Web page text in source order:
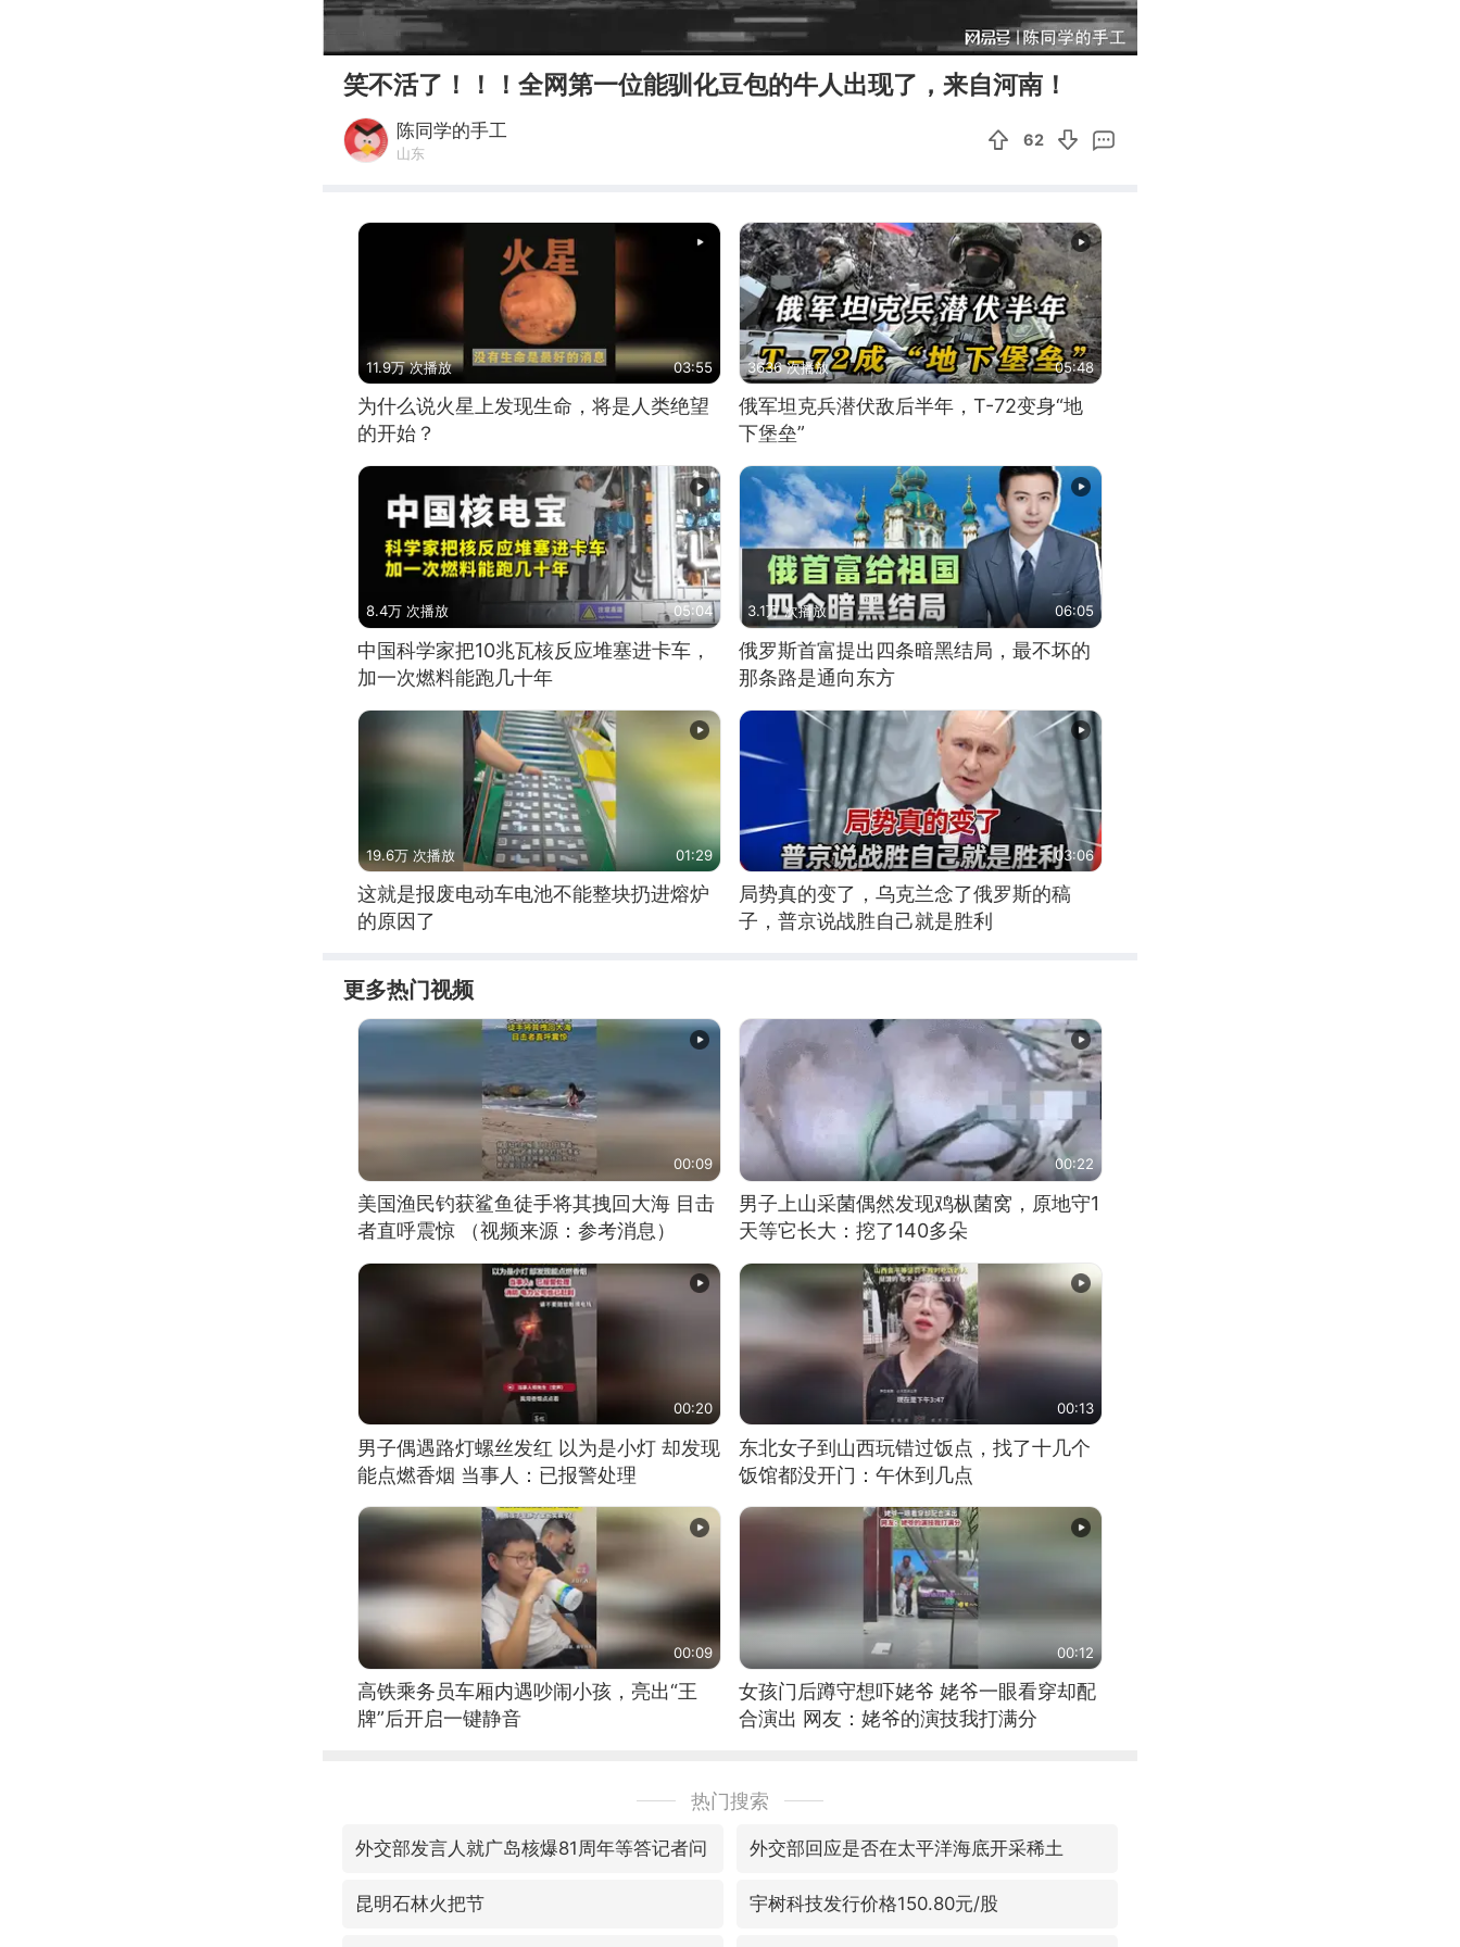
01:53
笑不活了！！！全网第一位能驯化豆包的牛人出现了，来自河南！
陈同学的手工
山东
62
11.9万 次播放 03:55
为什么说火星上发现生命，将是人类绝望
的开始？
3636 次播放 05:48
俄军坦克兵潜伏敌后半年，T-72变身“地
下堡垒”
8.4万 次播放 05:04
中国科学家把10兆瓦核反应堆塞进卡车，
加一次燃料能跑几十年
3.1万 次播放 06:05
俄罗斯首富提出四条暗黑结局，最不坏的
那条路是通向东方
19.6万 次播放 01:29
这就是报废电动车电池不能整块扔进熔炉
的原因了
03:06
局势真的变了，乌克兰念了俄罗斯的稿
子，普京说战胜自己就是胜利
更多热门视频
00:09
美国渔民钓获鲨鱼徒手将其拽回大海 目击
者直呼震惊 （视频来源：参考消息）
00:22
男子上山采菌偶然发现鸡枞菌窝，原地守1
天等它长大：挖了140多朵
00:20
男子偶遇路灯螺丝发红 以为是小灯 却发现
能点燃香烟 当事人：已报警处理
00:13
东北女子到山西玩错过饭点，找了十几个
饭馆都没开门：午休到几点
00:09
高铁乘务员车厢内遇吵闹小孩，亮出“王
牌”后开启一键静音
00:12
女孩门后蹲守想吓姥爷 姥爷一眼看穿却配
合演出 网友：姥爷的演技我打满分
热门搜索
外交部发言人就广岛核爆81周年等答记者问 外交部回应是否在太平洋海底开采稀土
昆明石林火把节 宇树科技发行价格150.80元/股